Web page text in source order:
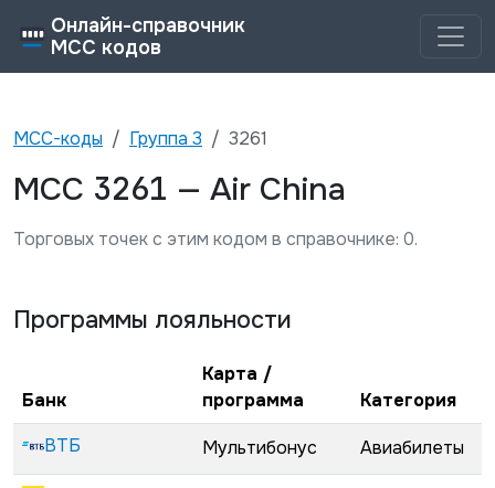
Онлайн-справочник
MCC кодов
MCC-коды Группа 3 3261
MCC 3261 — Air China
Торговых точек с этим кодом в справочнике: 0.
Программы лояльности
Банк
Карта /
программа
Категория
ВТБ
Мультибонус Авиабилеты